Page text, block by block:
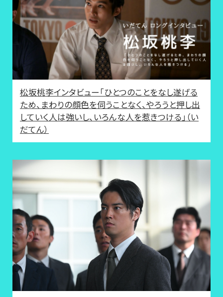
松坂桃李インタビュー「ひとつのことをなし遂げる
ため、まわりの顔色を伺うことなく、やろうと押し出
していく人は強いし、いろんな人を惹きつける」（い
だてん）